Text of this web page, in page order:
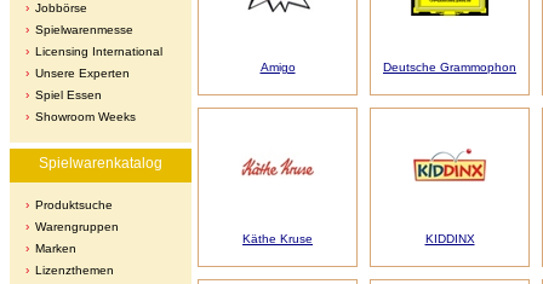
Jobbörse
Spielwarenmesse
Licensing International
Unsere Experten
Spiel Essen
Showroom Weeks
Spielwarenkatalog
Produktsuche
Warengruppen
Marken
Lizenzthemen
Amigo Deutsche Grammophon
Käthe Kruse KIDDINX